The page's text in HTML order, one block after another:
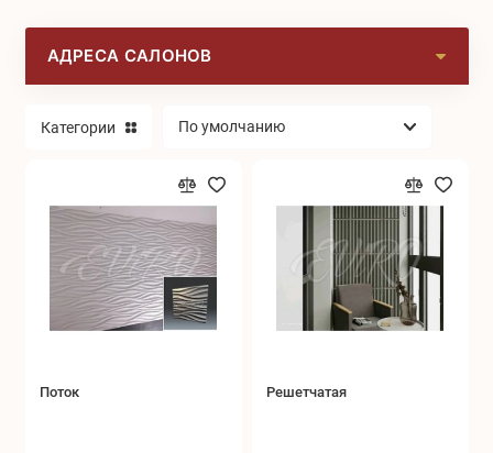
Показать все
АДРЕСА САЛОНОВ
Категории
Поток Решетчатая